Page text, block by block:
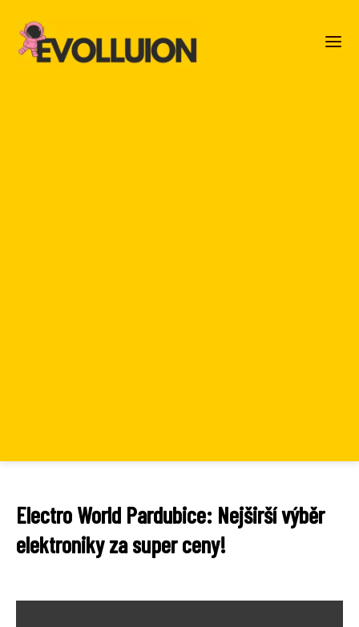
Electro World Pardubice: Nejširší výběr
elektroniky za super ceny!